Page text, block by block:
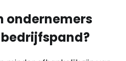
ondernemers